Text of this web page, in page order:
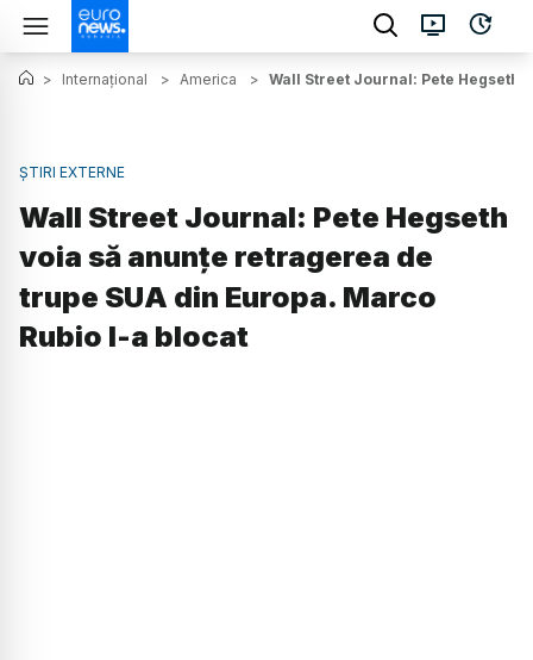
> Internațional > America > Wall Street Journal: Pete Hegseth
ȘTIRI EXTERNE
Wall Street Journal: Pete Hegseth
voia să anunțe retragerea de
trupe SUA din Europa. Marco
Rubio l-a blocat